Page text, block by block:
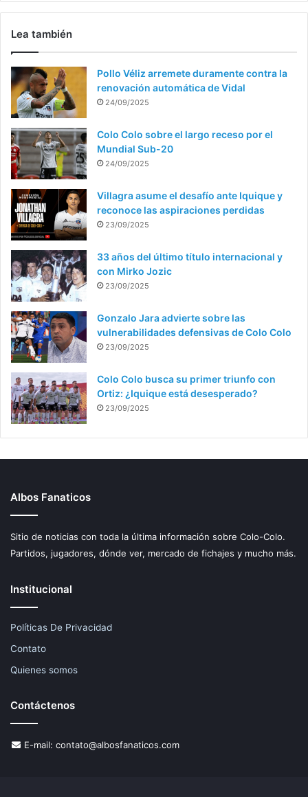
Lea también
Pollo Véliz arremete duramente contra la
renovación automática de Vidal
24/09/2025
Colo Colo sobre el largo receso por el
Mundial Sub-20
24/09/2025
Villagra asume el desafío ante Iquique y
reconoce las aspiraciones perdidas
23/09/2025
33 años del último título internacional y
con Mirko Jozic
23/09/2025
Gonzalo Jara advierte sobre las
vulnerabilidades defensivas de Colo Colo
23/09/2025
Colo Colo busca su primer triunfo con
Ortiz: ¿Iquique está desesperado?
23/09/2025
Albos Fanaticos
Sitio de noticias con toda la última información sobre Colo-Colo.
Partidos, jugadores, dónde ver, mercado de fichajes y mucho más.
Institucional
Políticas De Privacidad
Contato
Quienes somos
Contáctenos
E-mail: contato@albosfanaticos.com